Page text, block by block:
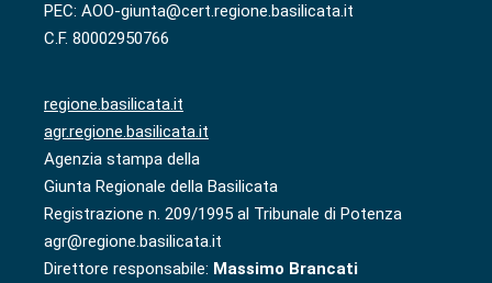
PEC: AOO-giunta@cert.regione.basilicata.it
C.F. 80002950766
regione.basilicata.it
agr.regione.basilicata.it
Agenzia stampa della
Giunta Regionale della Basilicata
Registrazione n. 209/1995 al Tribunale di Potenza
agr@regione.basilicata.it
Direttore responsabile: Massimo Brancati